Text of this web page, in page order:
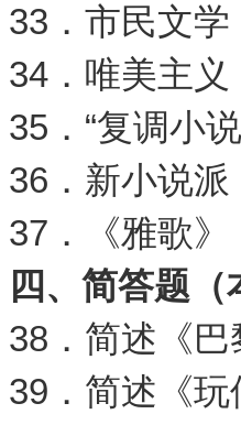
33．市民文学
34．唯美主义
35．“复调小
36．新小说派
37．《雅歌》
四、简答题（
38．简述《巴
39．简述《